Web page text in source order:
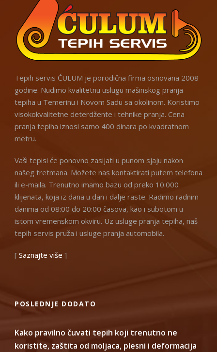
Tepih servis ĆULUM je porodična firma osnovana 2008
godine. Nudimo kvalitetnu uslugu mašinskog pranja
tepiha u Temerinu i Novom Sadu sa okolinom. Koristimo
visokokvalitetne deterdžente i tehnike pranja. Cena
pranja tepiha iznosi samo 400 dinara po kvadratnom
metru.
Vaši tepisi će ponovno zasijati u punom sjaju nakon
našeg tretmana. Možete nas kontaktirati putem telefona
ili e-maila. Trenutno imamo bazu od preko 10.000
klijenata, koja iz dana u dan i dalje raste. Radimo radnim
danima od 08:00 do 20:00 časova, kao i subotom u
istom vremenskom okviru. Uz usluge pranja tepiha, naš
tepih servis pruža i usluge pranja automobila.
[ Saznajte više ]
POSLEDNJE DODATO
Kako pravilno čuvati tepih koji trenutno ne
koristite, zaštita od moljaca, plesni i deformacija